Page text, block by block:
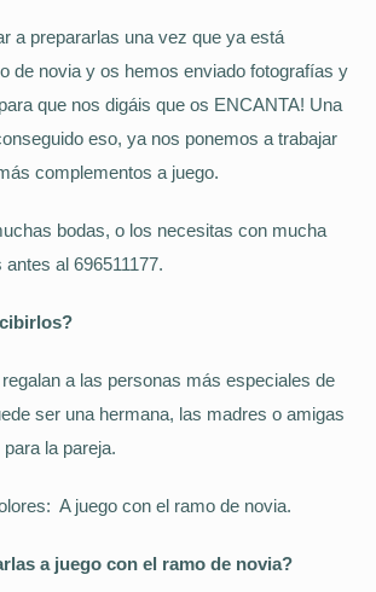
a prepararlas una vez que ya está
de novia y os hemos enviado fotografías y
que nos digáis que os ENCANTA! Una
eso, ya nos ponemos a trabajar
complementos a juego.
bodas, o los necesitas con mucha
al 696511177.
a las personas más especiales de
ser una hermana, las madres o amigas
la pareja.
A juego con el ramo de novia.
a juego con el ramo de novia?